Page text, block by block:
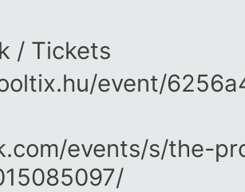
/ Tickets
event/
​events/​s/​the-